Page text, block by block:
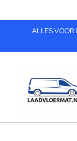
ALLES VOOR